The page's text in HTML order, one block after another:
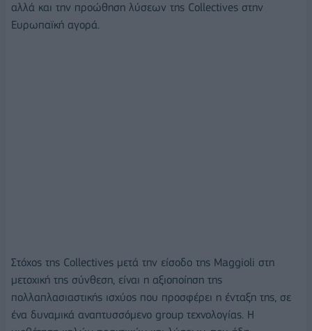
αλλά και την προώθηση λύσεων της Collectives στην
Ευρωπαϊκή αγορά.
Στόχος της Collectives μετά την είσοδο της Maggioli στη
μετοχική της σύνθεση, είναι η αξιοποίηση της
πολλαπλασιαστικής ισχύος που προσφέρει η ένταξη της, σε
ένα δυναμικά αναπτυσσόμενο group τεχνολογίας. Η